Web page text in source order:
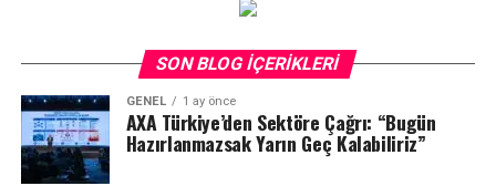
SON BLOG İÇERIKLERI
GENEL 1 ay önce
AXA Türkiye’den Sektöre Çağrı: “Bugün
Hazırlanmazsak Yarın Geç Kalabiliriz”